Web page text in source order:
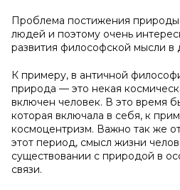
Проблема постижения природы
людей и поэтому очень
развития философской мысли в
К примеру, в античной
природа — это некая
включен человек. В это время
которая включала в себя, к
космоцентризм. Важно так же
этот период, смысл жизни
существовании с природой в
связи.